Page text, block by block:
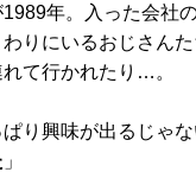
年。入った会社
りにいるおじさん
て行かれたり…。
り興味が出るじゃな
」